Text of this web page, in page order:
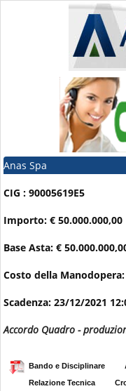
Anas Spa
CIG : 90005619E5
Importo: € 50.000.000,00
Base Asta: €
Costo della Manodopera:
Scadenza: 23/12/2021
Accordo Quadro -
Bando e Disciplinare
Relazione Tecnica